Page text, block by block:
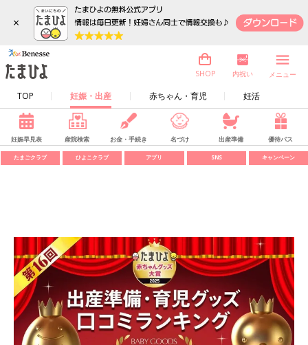
×
TOP 妊娠・出産 赤ちゃん・育児 妊活
SHOP 内祝い メニュー
妊娠早見表 産院検索 お金・手続き 名づけ 出産準備 優待パス
たまごクラブ ひよこクラブ アプリ SNS キャンペーン